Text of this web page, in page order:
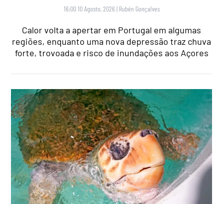
16:00 10 Agosto, 2026 | Rubén Gonçalves
Calor volta a apertar em Portugal em algumas
regiões, enquanto uma nova depressão traz chuva
forte, trovoada e risco de inundações aos Açores